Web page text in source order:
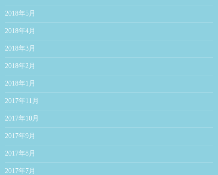
2018年5月
2018年4月
2018年3月
2018年2月
2018年1月
2017年11月
2017年10月
2017年9月
2017年8月
2017年7月